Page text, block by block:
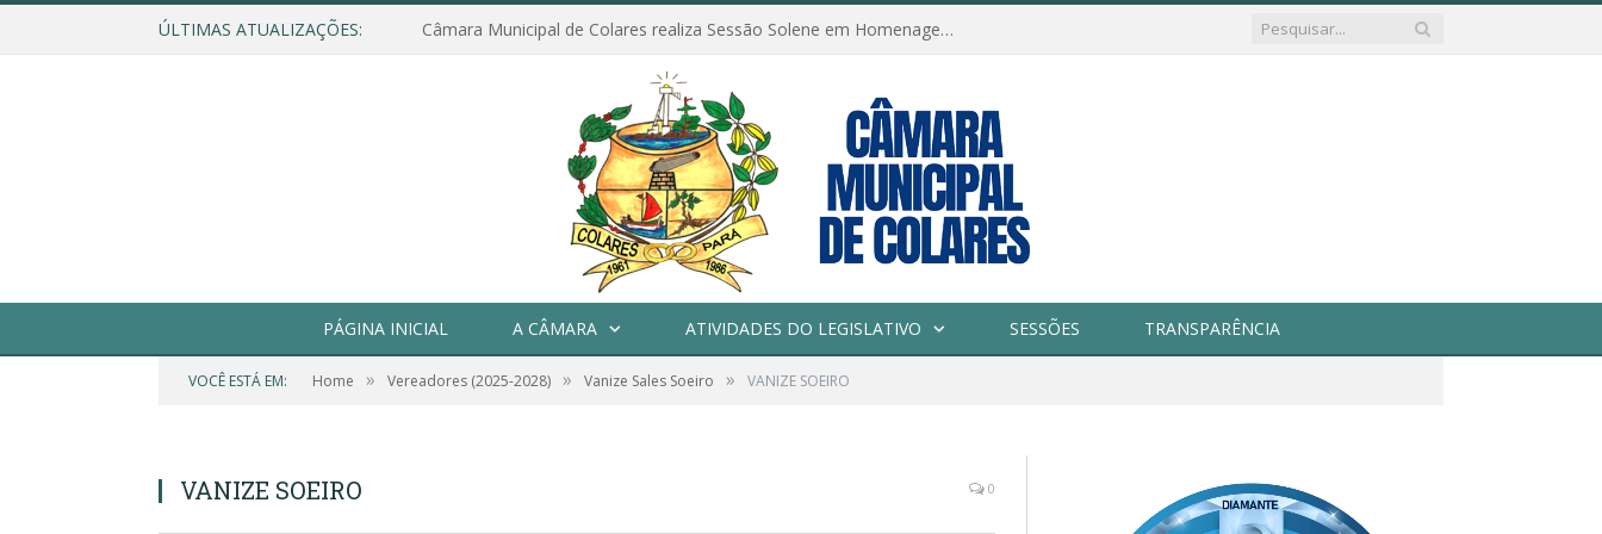
ÚLTIMAS ATUALIZAÇÕES: Câmara Municipal de Colares realiza Sessão Solene em Homenagem ao Dia das Mães
PÁGINA INICIAL A CÂMARA ATIVIDADES DO LEGISLATIVO SESSÕES TRANSPARÊNCIA
VOCÊ ESTÁ EM: Home » Vereadores (2025-2028) » Vanize Sales Soeiro » VANIZE SOEIRO
VANIZE SOEIRO 0